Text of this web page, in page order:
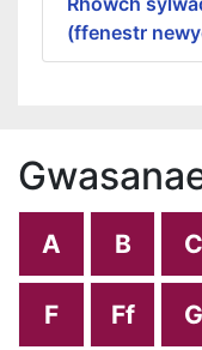
(ffenestr
A B C
F Ff G